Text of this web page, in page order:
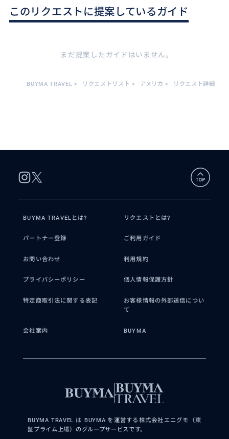
このリクエストに提案しているガイド
まだ提案したガイドはいません。
BUYMA TRAVEL > リクエストリスト > アメリカ > リクエスト詳細
BUYMA TRAVELとは? リクエストとは?
パートナー登録 ご利用ガイド
お問い合わせ 利用規約
プライバシーポリシー 個人情報保護方針
特定商取引法に関する表記
お客様情報の外部送信につい
て
会社案内 BUYMA
BUYMA TRAVEL は BUYMA を運営する株式会社エニグモ（東
証プライム上場）のグループサービスです。